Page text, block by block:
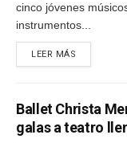
cinco jóvenes
instrumentos...
LEER MÁS
Ballet Christa
galas a teatro